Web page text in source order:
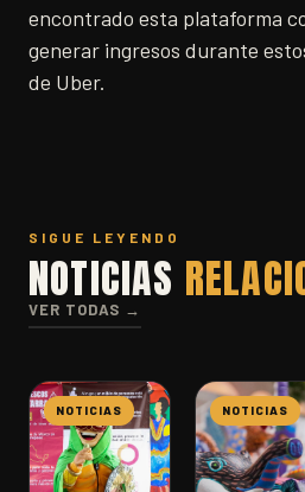
encontrado esta plataforma
generar ingresos durante
de Uber.
SIGUE LEYENDO
NOTICIAS
VER TODAS →
NOTICIAS NOTICIAS